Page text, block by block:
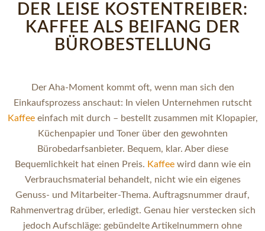
DER LEISE KOSTENTREIBER:
KAFFEE ALS BEIFANG DER
BÜROBESTELLUNG
Der Aha-Moment kommt oft, wenn man sich den
Einkaufsprozess anschaut: In vielen Unternehmen rutscht
Kaffeeeinfach mit durch – bestellt zusammen mit Klopapier,
Küchenpapier und Toner über den gewohnten
Bürobedarfsanbieter. Bequem, klar. Aber diese
Bequemlichkeit hat einen Preis. Kaffeewird dann wie ein
Verbrauchsmaterial behandelt, nicht wie ein eigenes
Genuss- und Mitarbeiter-Thema. Auftragsnummer drauf,
Rahmenvertrag drüber, erledigt. Genau hier verstecken sich
jedoch Aufschläge: gebündelte Artikelnummern ohne